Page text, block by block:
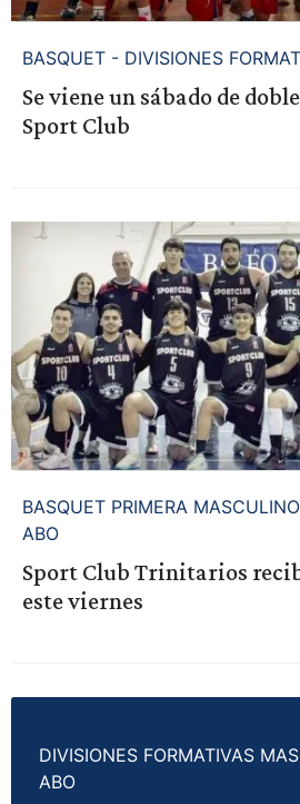
BASQUET - DIVISIONES
Se viene un sábado de
Sport Club
BASQUET PRIMERA
ABO
Sport Club Trinitarios
este viernes
DIVISIONES FORMATIVAS
ABO